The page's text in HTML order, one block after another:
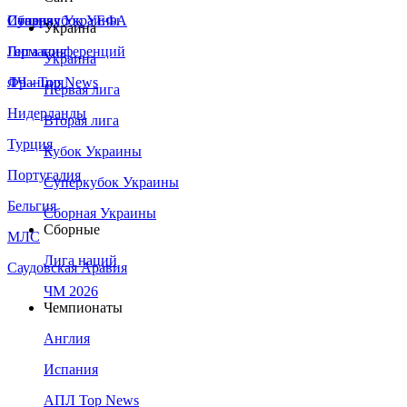
Сборная Украины
Италия
Германия
Франция
Нидерланды
Турция
Португалия
Бельгия
МЛС
Саудовская Аравия
Суперкубок УЕФА
Лига конференций
ЛЧ - Top News
Украина
Украина
Первая лига
Вторая лига
Кубок Украины
Суперкубок Украины
Сборная Украины
Сборные
Лига наций
ЧМ 2026
Чемпионаты
Англия
Испания
АПЛ Top News